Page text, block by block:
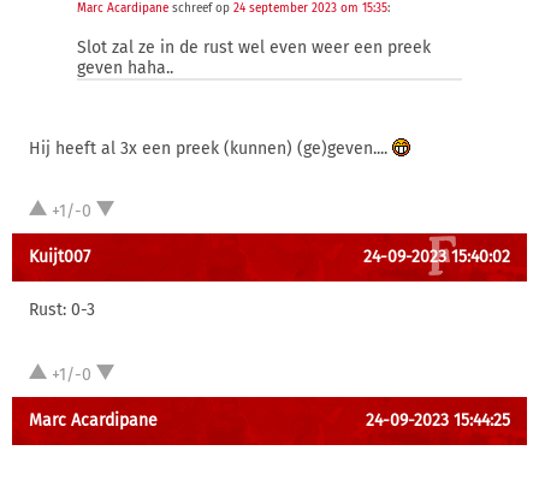
Marc Acardipane schreef op 24 september 2023 om 15:35:
Slot zal ze in de rust wel even weer een preek
geven haha..
Hij heeft al 3x een preek (kunnen) (ge)geven....
+1/-0
Kuijt007 24-09-2023 15:40:02
Rust: 0-3
+1/-0
Marc Acardipane 24-09-2023 15:44:25